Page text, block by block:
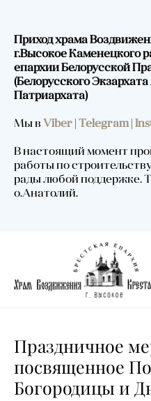
Приход храма
г.Высокое Каменецкого
епархии Белорусской
(Белорусского
Патриархата)
Мы в Viber | Telegram|
В настоящий момент
работы по
рады любой поддержке.
о.Анатолий.
Праздничное
посвященное
Богородицы и